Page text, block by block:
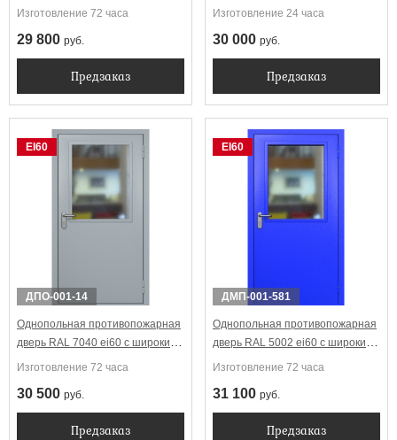
Антипаника
Изготовление 72 часа
29 800 руб.
Предзаказ
Антипаника с узким
Изготовление 24 часа
30 000 руб.
Предзаказ
EI60
ДПО-001-14
Однопольная противопожарная
дверь RAL 7040 ei60 с широким
стеклопакетом
Изготовление 72 часа
30 500 руб.
Предзаказ
EI60
ДМП-001-581
Однопольная противопожарная
дверь RAL 5002 ei60 с широким
стеклопакетом
Изготовление 72 часа
31 100 руб.
Предзаказ